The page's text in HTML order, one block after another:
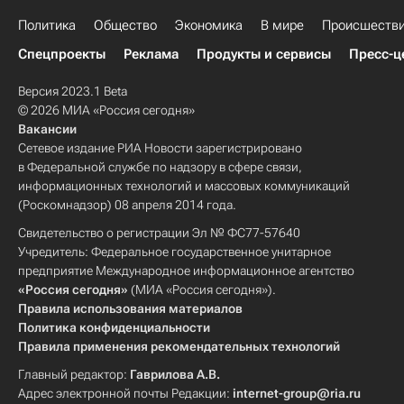
Политика Общество Экономика В мире
Спецпроекты
Реклама Продукты и сервисы Пресс-
Версия 2023.1 Beta
© 2026 МИА «Россия сегодня»
Вакансии
Сетевое издание РИА Новости зарегистрировано
в Федеральной службе по надзору в сфере связи,
информационных технологий и массовых коммуникаций
(Роскомнадзор) 08 апреля 2014 года.
Свидетельство о регистрации Эл № ФС77-57640
Учредитель: Федеральное государственное унитарное
предприятие Международное информационное агентство
«Россия сегодня» (МИА «Россия сегодня»).
Правила использования материалов
Политика конфиденциальности
Правила применения рекомендательных технологий
Главный редактор: Гаврилова А.В.
Адрес электронной почты Редакции: internet-group@ria.ru